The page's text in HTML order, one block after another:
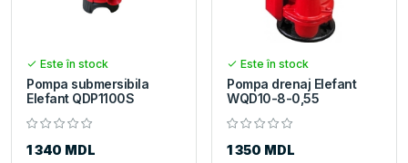
Este în stock
Pompa submersibila
Elefant QDP1100S
1 340 MDL
Este în stock
Pompa drenaj Elefant
WQD10-8-0,55
1 350 MDL